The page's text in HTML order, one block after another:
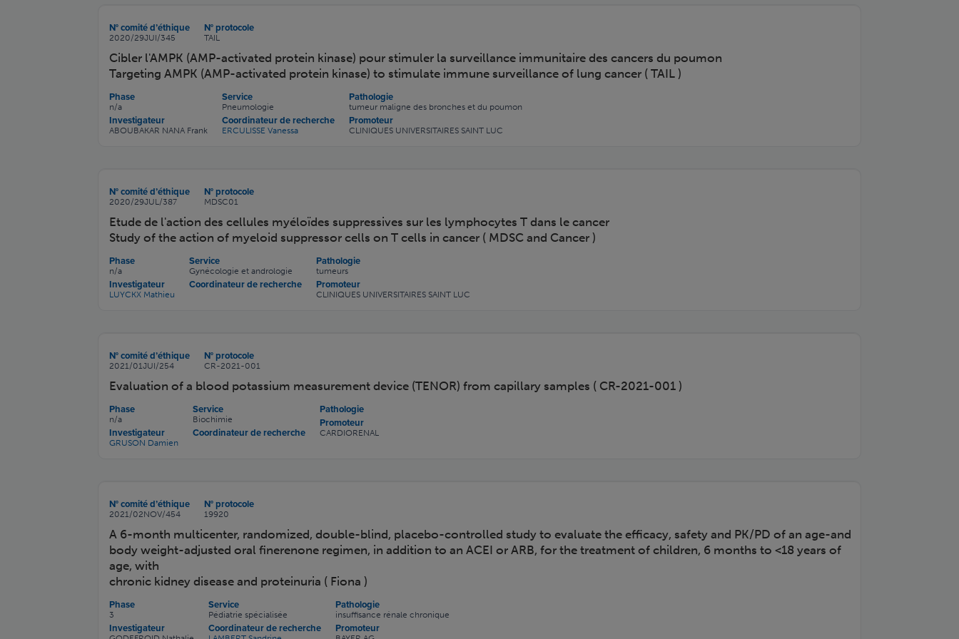
N° comité d’éthique
2020/29JUI/345
N° protocole
TAIL
Cibler l'AMPK (AMP-activated protein kinase) pour stimuler la surveillance immunitaire des cancers du poumon
Targeting AMPK (AMP-activated protein kinase) to stimulate immune surveillance of lung cancer ( TAIL )
Phase
n/a
Investigateur
ABOUBAKAR NANA Frank
Service
Pneumologie
Coordinateur de recherche
ERCULISSE Vanessa
Pathologie
tumeur maligne des bronches et du poumon
Promoteur
CLINIQUES UNIVERSITAIRES SAINT LUC
N° comité d’éthique
2020/29JUL/387
N° protocole
MDSC01
Etude de l'action des cellules myéloïdes suppressives sur les lymphocytes T dans le cancer
Study of the action of myeloid suppressor cells on T cells in cancer ( MDSC and Cancer )
Phase
n/a
Investigateur
LUYCKX Mathieu
Service
Gynécologie et andrologie
Coordinateur de recherche
Pathologie
tumeurs
Promoteur
CLINIQUES UNIVERSITAIRES SAINT LUC
N° comité d’éthique
2021/01JUI/254
N° protocole
CR-2021-001
Evaluation of a blood potassium measurement device (TENOR) from capillary samples ( CR-2021-001 )
Phase
n/a
Investigateur
GRUSON Damien
Service
Biochimie
Coordinateur de recherche
Pathologie
Promoteur
CARDIORENAL
N° comité d’éthique
2021/02NOV/454
N° protocole
19920
A 6-month multicenter, randomized, double-blind, placebo-controlled study to evaluate the efficacy, safety and PK/PD of an age-and
body weight-adjusted oral finerenone regimen, in addition to an ACEI or ARB, for the treatment of children, 6 months to <18 years of
age, with
chronic kidney disease and proteinuria ( Fiona )
Phase
3
Investigateur
Service
Pédiatrie spécialisée
Coordinateur de recherche
Pathologie
insuffisance rénale chronique
Promoteur